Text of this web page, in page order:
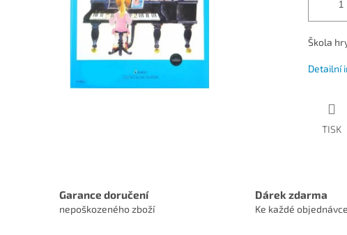
Škola
Detailní
TISK
Garance doručení
nepoškozeného zboží
Dárek zdarma
Ke každé objednávce